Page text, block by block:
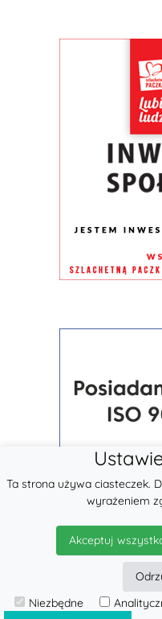
© 2026
Ta strona używa ciasteczek.
wyrażeniem
Akceptuj
Niezbędne